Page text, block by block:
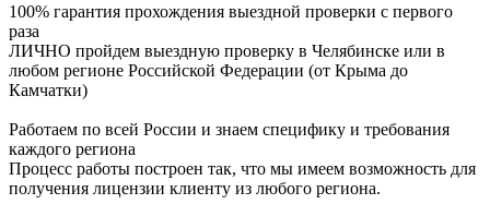
100% гарантия прохождения выездной проверки с первого
раза
ЛИЧНО пройдем выездную проверку в Челябинске или в
любом регионе Российской Федерации (от Крыма до
Камчатки)
Работаем по всей России и знаем специфику и требования
каждого региона
Процесс работы построен так, что мы имеем возможность для
получения лицензии клиенту из любого региона.